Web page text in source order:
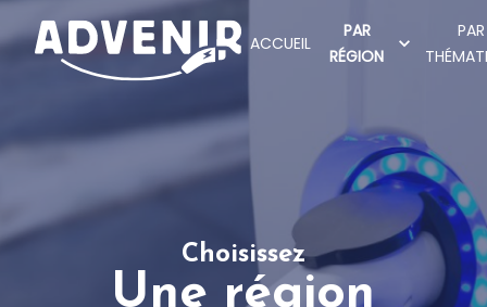
ACCUEIL
PAR
RÉGION
PAR
Choisissez
Une région